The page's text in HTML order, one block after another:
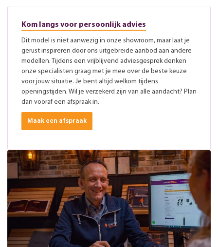
Kom langs voor persoonlijk advies
Dit model is niet aanwezig in onze showroom, maar laat je
gerust inspireren door ons uitgebreide aanbod aan andere
modellen. Tijdens een vrijblijvend adviesgesprek denken
onze specialisten graag met je mee over de beste keuze
voor jouw situatie. Je bent altijd welkom tijdens
openingstijden. Wil je verzekerd zijn van alle aandacht? Plan
dan vooraf een afspraak in.
Maak een afspraak